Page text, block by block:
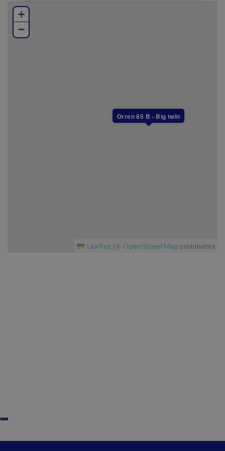
Varken slutstädning, lakan eller handdukar ingår i
priset, men kan köpas till.
Orren 85 B - Big twin
+
−
Leaflet | © OpenStreetMap contributors